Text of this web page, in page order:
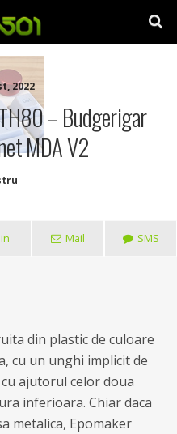
2022
– Budgerigar
MDA V2
Mail SMS
din plastic de culoare
cu un unghi implicit de
ajutorul celor doua
inferioara. Chiar daca
metalica, Epomaker